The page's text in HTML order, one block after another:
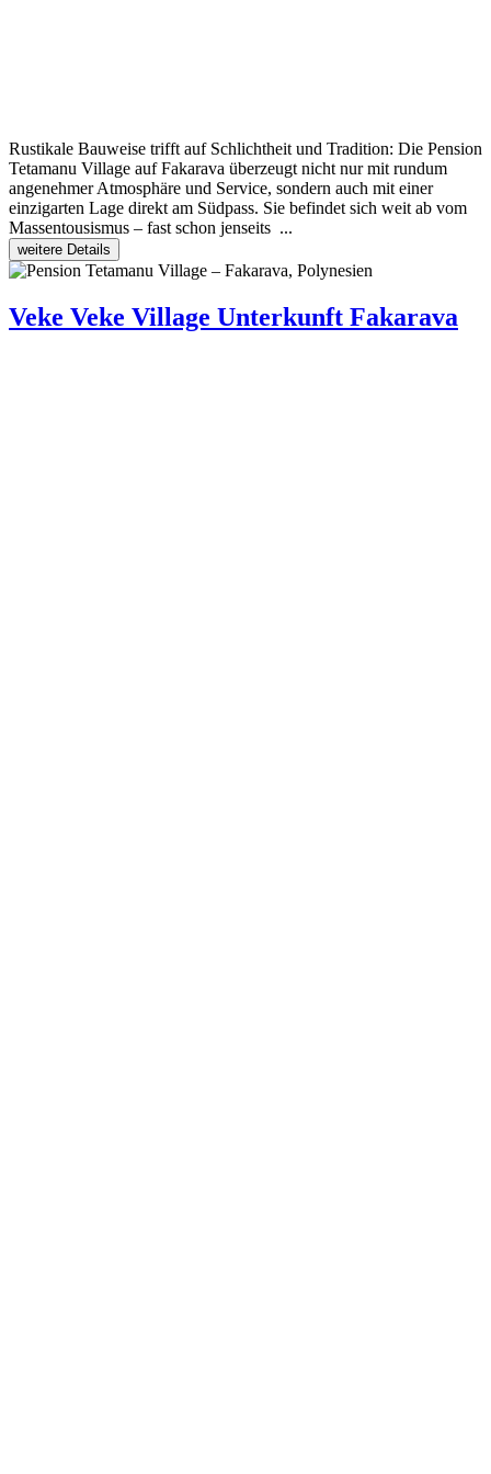
Rustikale Bauweise trifft auf Schlichtheit und Tradition: Die Pension
Tetamanu Village auf Fakarava überzeugt nicht nur mit rundum
angenehmer Atmosphäre und Service, sondern auch mit einer
einzigarten Lage direkt am Südpass. Sie befindet sich weit ab vom
Massentousismus – fast schon jenseits ...
weitere Details
Veke Veke Village Unterkunft Fakarava